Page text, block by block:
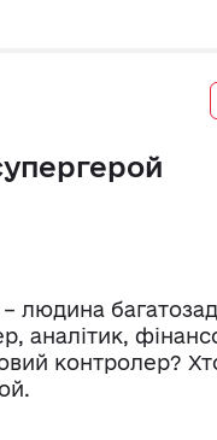
людина
аналітик,
контролер?